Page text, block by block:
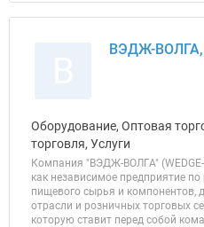
ВЭДЖ-
Оборудование, Оптовая
торговля, Услуги
Компания "ВЭДЖ-ВОЛГА"
как независимое предприятие
пищевого сырья и компонентов,
отрасли и розничных торговых
которую ставит перед собой